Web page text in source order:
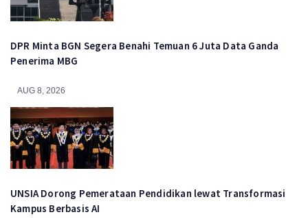
DPR Minta BGN Segera Benahi Temuan 6 Juta Data Ganda
Penerima MBG
AUG 8, 2026
UNSIA Dorong Pemerataan Pendidikan lewat Transformasi
Kampus Berbasis AI